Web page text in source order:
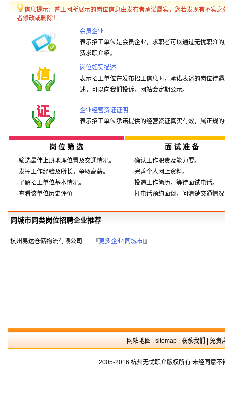
信息提示：普工网所展示的岗位信息由发布者承诺属实，您若发现有不实
者修改或删除！
会员企业
表示招工单位是会员企业，求职者可以通过无忧职介
费求职介绍。
岗位如实描述
表示招工单位在发布招工信息时，承诺表述的岗位待
述，可以向我们投诉，网站会定期公示。
企业经营资证证明
表示招工单位承诺提供的经营资证真实有效，属正规
岗 位 筛 选 面 试 准 备
·筛选最佳上班地理位置及交通情况。
·发挥工作经验及所长，争取高薪。
·了解招工单位基本情况。
·查看该单位历史评价
·确认工作职责及能力要。
·完善个人网上资料。
·投递工作简历，等待面试电话。
·打电话预约面谈，问清楚交通情况
同城市同类岗位招聘企业推荐
杭州易达仓储物流有限公司 『 更多企业[同城市]』
网站地图 sitemap 联系我们 免责
2005-2016 杭州无忧职介版权所有 未经同意